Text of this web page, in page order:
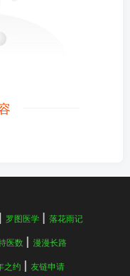
罗图医学 落花雨记
医数 漫漫长路
之约 友链申请